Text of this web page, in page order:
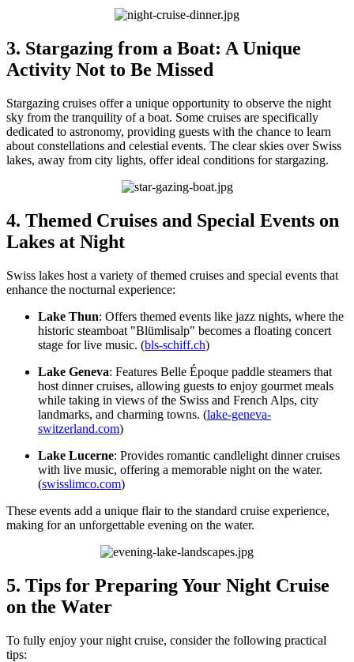
3. Stargazing from a Boat: A Unique
Activity Not to Be Missed
Stargazing cruises offer a unique opportunity to observe the night
sky from the tranquility of a boat. Some cruises are specifically
dedicated to astronomy, providing guests with the chance to learn
about constellations and celestial events. The clear skies over Swiss
lakes, away from city lights, offer ideal conditions for stargazing.
4. Themed Cruises and Special Events on
Lakes at Night
Swiss lakes host a variety of themed cruises and special events that
enhance the nocturnal experience:
Lake Thun: Offers themed events like jazz nights, where the
historic steamboat "Blümlisalp" becomes a floating concert
stage for live music. (bls-schiff.ch)
Lake Geneva: Features Belle Époque paddle steamers that
host dinner cruises, allowing guests to enjoy gourmet meals
while taking in views of the Swiss and French Alps, city
landmarks, and charming towns. (lake-geneva-
switzerland.com)
Lake Lucerne: Provides romantic candlelight dinner cruises
with live music, offering a memorable night on the water.
(swisslimco.com)
These events add a unique flair to the standard cruise experience,
making for an unforgettable evening on the water.
5. Tips for Preparing Your Night Cruise
on the Water
To fully enjoy your night cruise, consider the following practical
tips: